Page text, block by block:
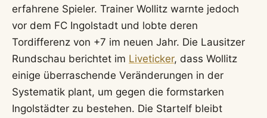
erfahrene Spieler. Trainer Wollitz warnte jedoch
vor dem FC Ingolstadt und lobte deren
Tordifferenz von +7 im neuen Jahr. Die Lausitzer
Rundschau berichtet im Liveticker, dass Wollitz
einige überraschende Veränderungen in der
Systematik plant, um gegen die formstarken
Ingolstädter zu bestehen. Die Startelf bleibt